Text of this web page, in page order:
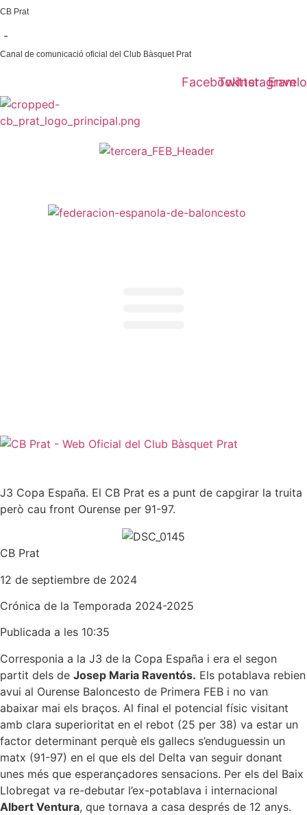
Ir
contenido
CB Prat
-
Canal de comunicació oficial del Club Bàsquet Prat
FacebookTwitter
Instagram
J3 Copa España. El CB Prat es a punt de capgirar la truita
però cau front Ourense per 91-97.
CB Prat
12 de septiembre de 2024
Crónica de la Temporada 2024-2025
Publicada a les 10:35
Corresponia a la J3 de la Copa España i era el segon
partit dels de Josep Maria Raventós. Els potablava rebien
avui al Ourense Baloncesto de Primera FEB i no van
abaixar mai els braços. Al final el potencial físic visitant
amb clara superioritat en el rebot (25 per 38) va estar un
factor determinant perquè els gallecs s’enduguessin un
matx (91-97) en el que els del Delta van seguir donant
unes més que esperançadores sensacions. Per els del Baix
Llobregat va re-debutar l’ex-potablava i internacional
Albert Ventura, que tornava a casa després de 12 anys.